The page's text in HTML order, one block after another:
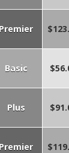
Premier
Basic
Plus
Premier